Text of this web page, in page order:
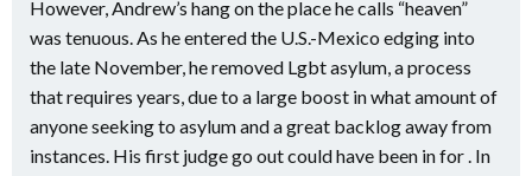
However, Andrew’s hang on the place he calls “heaven”
was tenuous. As he entered the U.S.-Mexico edging into
the late November, he removed Lgbt asylum, a process
that requires years, due to a large boost in what amount of
anyone seeking to asylum and a great backlog away from
instances. His first judge go out could have been in for . In